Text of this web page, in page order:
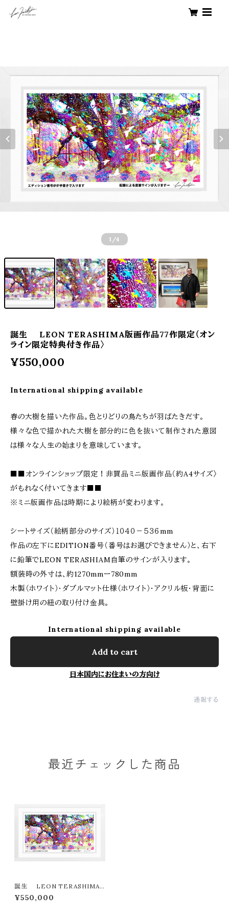
1 /4
誕生 LEON TERASHIMA版画作品77作限定（オン
ライン限定特典付き作品〉
¥550,000
International shipping available
春の大樹を描いた作品。色とりどりの鳥たちが羽ばたきだす。
様々な色で描かれた大樹を部分的に色を抜いて制作された意図
は様々な人生の始まりを意味しています。
■■オンラインショップ限定！非買品ミニ版画作品（約A4サイズ〉
がもれなく付いてきます■■
※ミニ版画作品は時期により絵柄が変わります。
シートサイズ（絵柄部分のサイズ）１０４０－５３６mm
作品の左下にEDITION番号（番号はお選びできません）と、右下
に鉛筆でLEON TERASHIAM自筆のサインが入ります。
額装時の外寸は、約1270mmー780mm
木製（ホワイト）・ダブルマット仕様（ホワイト）・アクリル板・背面に
壁掛け用の紐の取り付け金具。
International shipping available
Add to cart
日本国内にお住まいの方向け
通報する
最近チェックした商品
誕生 LEON TERASHIMA
版画作品77作限定（オンライン限
定特典付き作品〉
¥550,000